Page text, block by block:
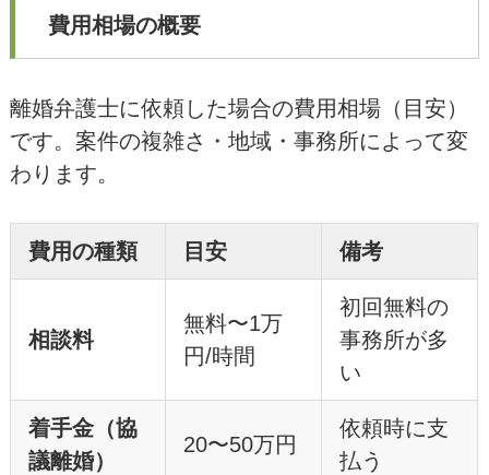
費用相場の概要
離婚弁護士に依頼した場合の費用相場（目安）
です。案件の複雑さ・地域・事務所によって変
わります。
費用の種類 目安 備考
相談料
無料〜1万
円/時間
初回無料の
事務所が多
い
着手金（協
議離婚）
20〜50万円
依頼時に支
払う